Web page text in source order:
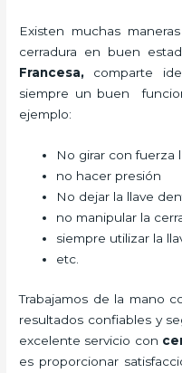
Existen muchas
cerradura en buen
Francesa, comparte
siempre un buen
ejemplo:
No girar con fuerza
no hacer presión
No dejar la llave
no manipular la
siempre utilizar la
etc.
Trabajamos de la mano
resultados confiables y
excelente servicio con
es proporcionar